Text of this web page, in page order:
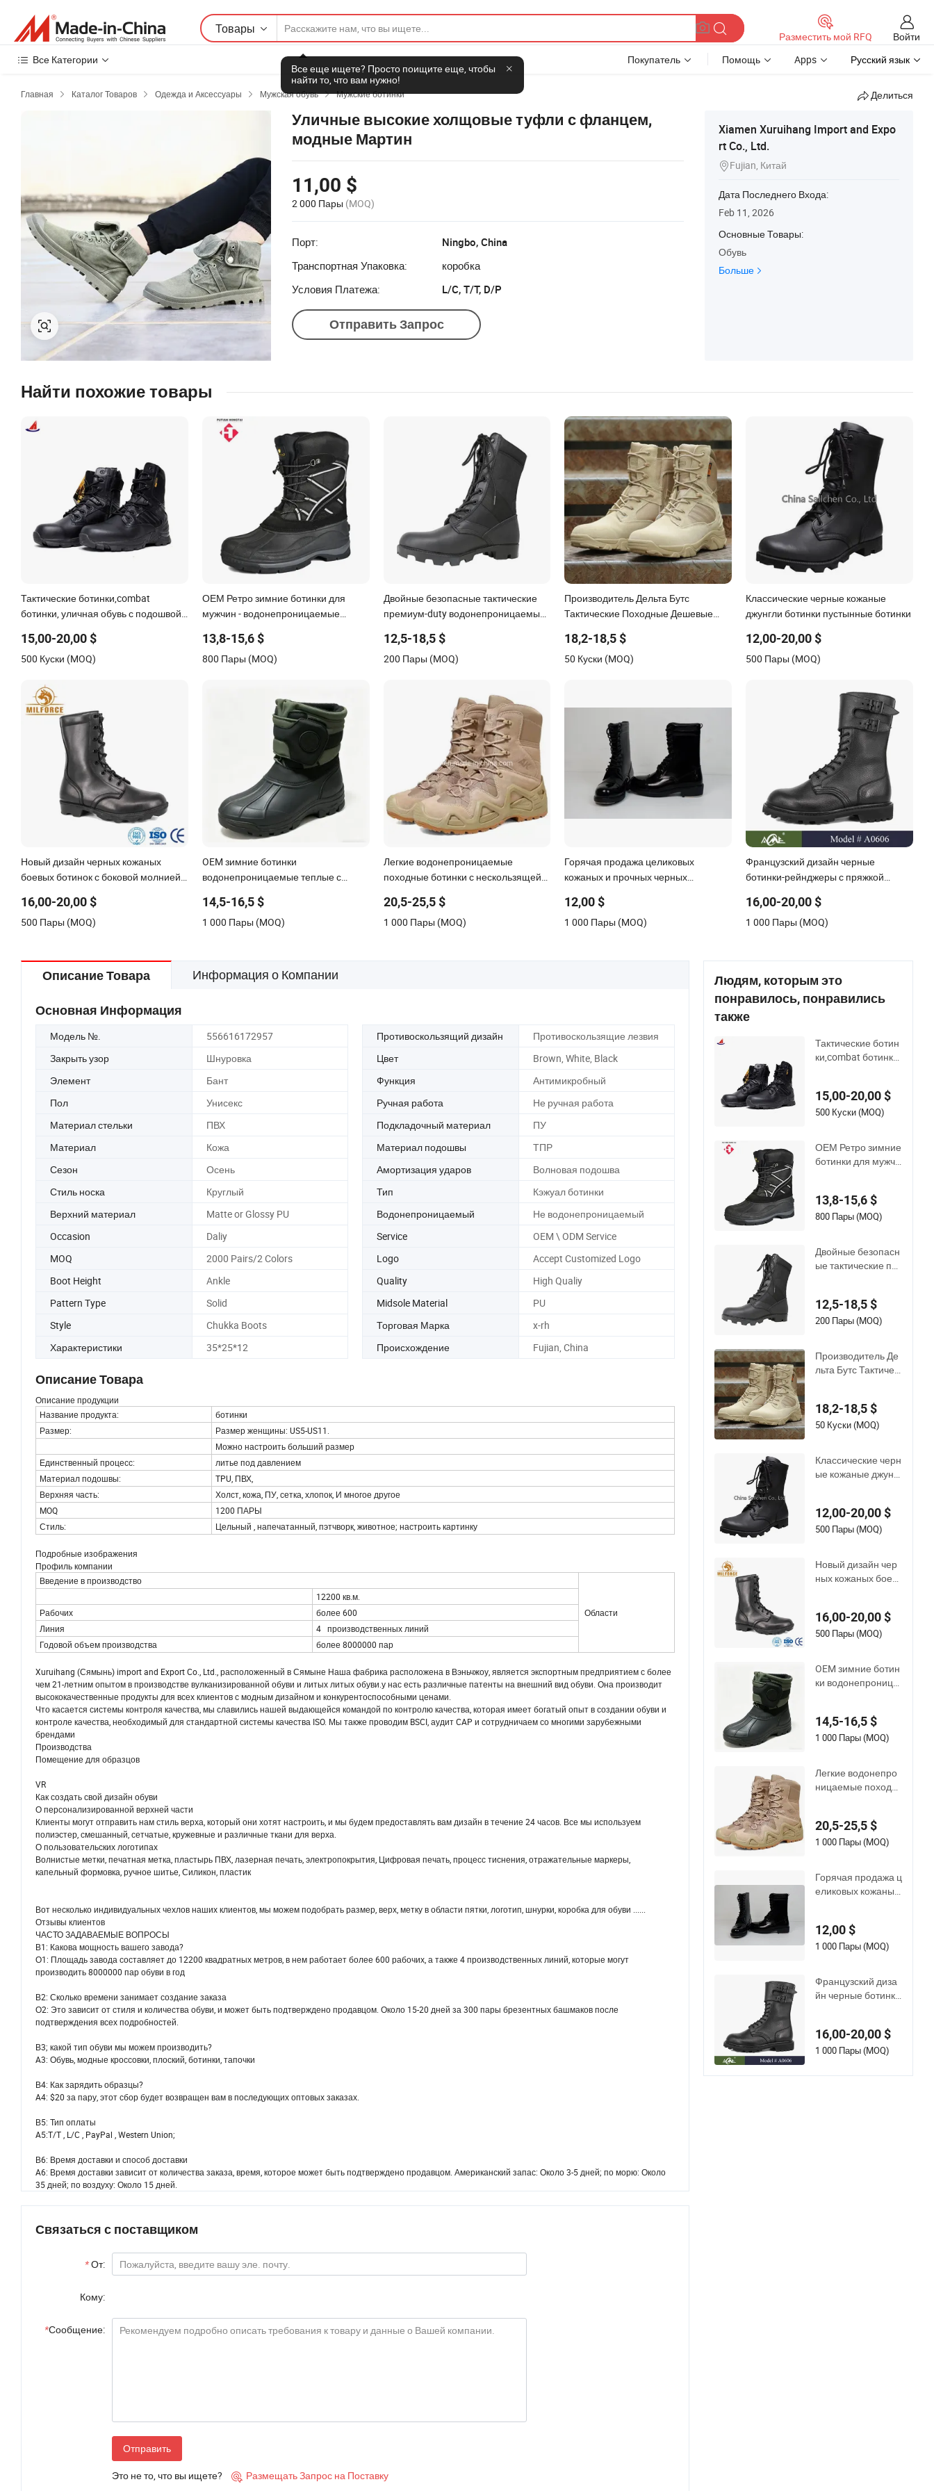
Товары
Все еще ищете? Просто поищите еще, чтобы
найти то, что вам нужно!
Разместить мой RFQ
Войти
Все Категории
Покупатель Помощь Apps Русский язык
Главная  Каталог Товаров  Одежда и Аксессуары  Мужская обувь  Мужские ботинки Делиться
Уличные высокие холщовые туфли с фланцем,
модные Мартин
11,00 $
2 000 Пары (MOQ)
Порт:
Ningbo, China
Транспортная Упаковка:
коробка
Условия Платежа:
L/C, T/T, D/P
Отправить Запрос
Xiamen Xuruihang Import and Expo
rt Co., Ltd.
Fujian, Китай
Дата Последнего Входа:
Feb 11, 2026
Основные Товары:
Обувь
Больше
Найти похожие товары
Тактические ботинки,combat
ботинки, уличная обувь с подошвой
15,00-20,00 $
500 Куски (MOQ)
ОЕМ Ретро зимние ботинки для
мужчин - водонепроницаемые
снежные ботинки
13,8-15,6 $
800 Пары (MOQ)
Двойные безопасные тактические
премиум-duty водонепроницаемые
охотничьи туристические защитные
ботинки для мужчин с кожаной
12,5-18,5 $
200 Пары (MOQ)
Производитель Дельта Бутс
Тактические Походные Дешевые
Высококачественные Ботинки На
Открытом Воздухе Пустынные
Ботинки
18,2-18,5 $
50 Куски (MOQ)
Классические черные кожаные
джунгли ботинки пустынные ботинки
12,00-20,00 $
500 Пары (MOQ)
Новый дизайн черных кожаных
боевых ботинок с боковой молнией,
16,00-20,00 $
500 Пары (MOQ)
OEM зимние ботинки
водонепроницаемые теплые с
14,5-16,5 $
1 000 Пары (MOQ)
Легкие водонепроницаемые
походные ботинки с нескользящей
охоты и треккинга на открытом
воздухе
20,5-25,5 $
1 000 Пары (MOQ)
Горячая продажа целиковых
кожаных и прочных черных
водонепроницаемых для солдат на
открытом воздухе
12,00 $
1 000 Пары (MOQ)
Французский дизайн черные
ботинки-рейнджеры с пряжкой
16,00-20,00 $
1 000 Пары (MOQ)
Описание Товара Информация о Компании
Основная Информация
Модель №. 556616172957 Противоскользящий дизайн
Противоскользящие лезвия
Закрыть узор
Шнуровка Цвет
Brown, White, Black
Элемент
Бант Функция
Антимикробный
Пол
Унисекс Ручная работа
Не ручная работа
Материал стельки
ПВХ Подкладочный материал
ПУ
Материал
Кожа Материал подошвы
ТПР
Сезон
Осень Амортизация ударов
Волновая подошва
Стиль носка
Круглый Тип
Кэжуал ботинки
Верхний материал
Matte or Glossy PU Водонепроницаемый
Не водонепроницаемый
Occasion
Daliy Service
OEM \ ODM Service
MOQ
2000 Pairs/2 Colors Logo
Accept Customized Logo
Boot Height
Ankle Quality
High Qualiy
Pattern Type
Solid Midsole Material
PU
Style
Chukka Boots Торговая Марка
x-rh
Характеристики
35*25*12 Происхождение Fujian, China
Описание Товара
Описание продукции
Название продукта:
ботинки
Размер:
Размер женщины: US5-US11.
Можно настроить больший размер
Единственный процесс:
литье под давлением
Материал подошвы:
TPU, ПВХ,
Верхняя часть:
Холст, кожа, ПУ, сетка, хлопок, И многое другое
MOQ
1200 ПАРЫ
Стиль:
Цельный , напечатанный, пэтчворк, животное; настроить картинку
Подробные изображения
Профиль компании
Введение в производство
Области
12200 кв.м.
Рабочих
более 600
Линия
4 производственных линий
Годовой объем производства
более 8000000 пар
Xuruihang (Сямынь) import and Export Co., Ltd., расположенный в Сямыне Наша фабрика расположена в Вэньчжоу, является экспортным предприятием с более
чем 21-летним опытом в производстве вулканизированной обуви и литых литых обуви.у нас есть различные патенты на внешний вид обуви. Она производит
высококачественные продукты для всех клиентов с модным дизайном и конкурентоспособными ценами.
Что касается системы контроля качества, мы славились нашей выдающейся командой по контролю качества, которая имеет богатый опыт в создании обуви и
контроле качества, необходимый для стандартной системы качества ISO. Мы также проводим BSCI, аудит CAP и сотрудничаем со многими зарубежными
брендами
Производства
Помещение для образцов
VR
Как создать свой дизайн обуви
О персонализированной верхней части
Клиенты могут отправить нам стиль верха, который они хотят настроить, и мы будем предоставлять вам дизайн в течение 24 часов. Все мы используем
полиэстер, смешанный, сетчатые, кружевные и различные ткани для верха.
О пользовательских логотипах
Волнистые метки, печатная метка, пластырь ПВХ, лазерная печать, электропокрытия, Цифровая печать, процесс тиснения, отражательные маркеры,
капельный формовка, ручное шитье, Силикон, пластик
Вот несколько индивидуальных чехлов наших клиентов, мы можем подобрать размер, верх, метку в области пятки, логотип, шнурки, коробка для обуви ......
Отзывы клиентов
ЧАСТО ЗАДАВАЕМЫЕ ВОПРОСЫ
В1: Какова мощность вашего завода?
О1: Площадь завода составляет до 12200 квадратных метров, в нем работает более 600 рабочих, а также 4 производственных линий, которые могут
производить 8000000 пар обуви в год
В2: Сколько времени занимает создание заказа
О2: Это зависит от стиля и количества обуви, и может быть подтверждено продавцом. Около 15-20 дней за 300 пары брезентных башмаков после
подтверждения всех подробностей.
В3; какой тип обуви мы можем производить?
A3: Обувь, модные кроссовки, плоский, ботинки, тапочки
В4: Как зарядить образцы?
A4: $20 за пару, этот сбор будет возвращен вам в последующих оптовых заказах.
В5: Тип оплаты
A5:T/T , L/C , PayPal , Western Union;
В6: Время доставки и способ доставки
A6: Время доставки зависит от количества заказа, время, которое может быть подтверждено продавцом. Американский запас: Около 3-5 дней; по морю: Около
35 дней; по воздуху: Около 15 дней.
Связаться с поставщиком
*От:
Кому:
*Сообщение:
Отправить
Это не то, что вы ищете?  Размещать Запрос на Поставку
Людям, которым это
понравилось, понравились
также
Тактические ботин
ки,combat ботинки,
очая форма
15,00-20,00 $
500 Куски (MOQ)
ОЕМ Ретро зимние
ботинки для мужчи
ленные мужские с
нежные ботинки
13,8-15,6 $
800 Пары (MOQ)
Двойные безопасн
ые тактические пр
чные легкие повсе
дневные охотничь
ля мужчин с кожан
ой резиновой подо
12,5-18,5 $
200 Пары (MOQ)
Производитель Де
льта Бутс Тактичес
Комбат Высококач
ественные Ботинк
жунгли Ботинки Бе
зопасности Зелен
ческие Ботинки
18,2-18,5 $
50 Куски (MOQ)
Классические черн
ые кожаные джунг
12,00-20,00 $
500 Пары (MOQ)
Новый дизайн чер
ных кожаных боев
ли, рабочие ботинк
и
16,00-20,00 $
500 Пары (MOQ)
OEM зимние ботин
ки водонепроница
х активностей
14,5-16,5 $
1 000 Пары (MOQ)
Легкие водонепро
ницаемые походн
й для горных восхо
ждений, охоты и тр
20,5-25,5 $
1 000 Пары (MOQ)
Горячая продажа ц
еликовых кожаных
водонепроницаем
ых для солдат на о
12,00 $
1 000 Пары (MOQ)
Французский диза
йн черные ботинки
16,00-20,00 $
1 000 Пары (MOQ)